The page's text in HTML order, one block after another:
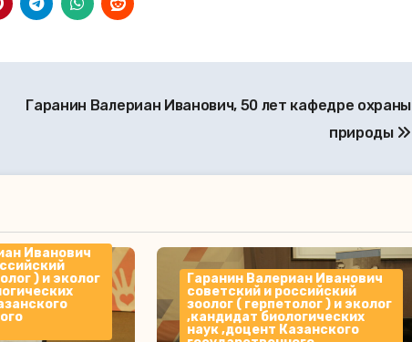
Гаранин Валериан Иванович, 50 лет кафедре охраны
природы
Иванович
) и эколог
Гаранин Валериан Иванович
советский и российский
зоолог ( герпетолог ) и эколог
,кандидат биологических
наук ,доцент Казанского